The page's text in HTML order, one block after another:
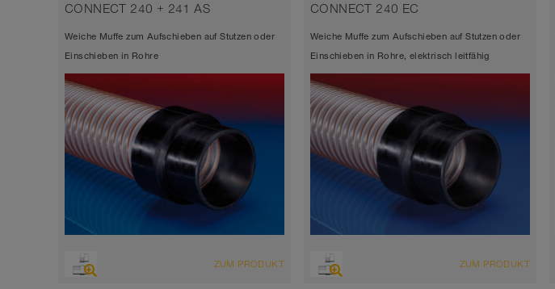
CONNECT 240 + 241 AS
Weiche Muffe zum Aufschieben auf Stutzen oder
Einschieben in Rohre
ZUM PRODUKT
CONNECT 240 EC
Weiche Muffe zum Aufschieben auf Stutzen oder
Einschieben in Rohre, elektrisch leitfähig
ZUM PRODUKT